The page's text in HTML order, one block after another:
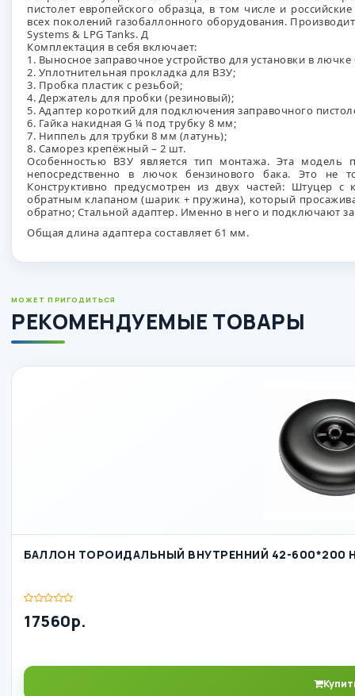
пистолет европейского образца, в том числе и
всех поколений газобаллонного оборудования.
Systems & LPG Tanks. Д
Комплектация в себя включает:
1. Выносное заправочное устройство для установки в лючке
2. Уплотнительная прокладка для ВЗУ;
3. Пробка пластик с резьбой;
4. Держатель для пробки (резиновый);
5. Адаптер короткий для подключения заправочного
6. Гайка накидная G ¼ под трубку 8 мм;
7. Ниппель для трубки 8 мм (латунь);
8. Саморез крепёжный – 2 шт.
Особенностью ВЗУ является тип монтажа. Эта модель
непосредственно в лючок бензинового бака. Это не
Конструктивно предусмотрен из двух частей:
обратным клапаном (шарик + пружина), который
обратно; Стальной адаптер. Именно в него и подключают
Общая длина адаптера составляет 61 мм.
МОЖЕТ ПРИГОДИТЬСЯ
РЕКОМЕНДУЕМЫЕ ТОВАРЫ
БАЛЛОН ТОРОИДАЛЬНЫЙ ВНУТРЕННИЙ 42-600*200
17560р.